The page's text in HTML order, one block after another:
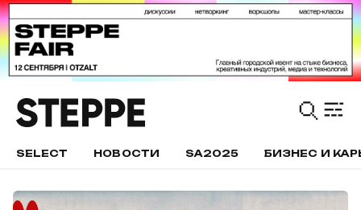
SELECT НОВОСТИ SA2025 БИЗНЕС И